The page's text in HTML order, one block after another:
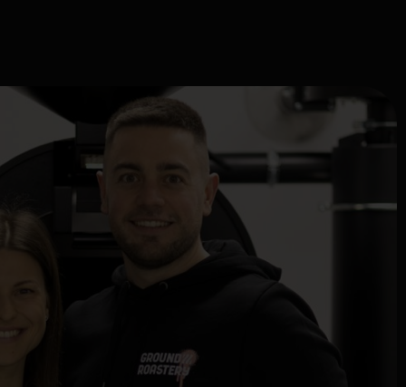
is the result of
process.
lies a journey marked
and learning. From the
goal was clear: to produce
that would delight every
a roaster was a long and